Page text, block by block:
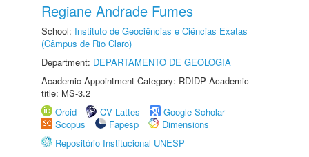
Regiane Andrade Fumes
School: Instituto de Geociências e Ciências Exatas
(Câmpus de Rio Claro)
Department: DEPARTAMENTO DE GEOLOGIA
Academic Appointment Category: RDIDP Academic
title: MS-3.2
Orcid
CV Lattes
Google Scholar
Scopus
Fapesp
Dimensions
Repositório Institucional UNESP